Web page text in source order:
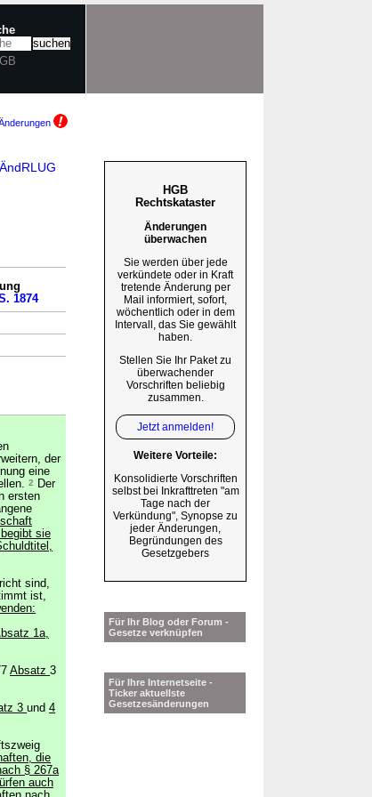
1874
der
eine
2
Der
ersten
sie
sind,
ist,
1a,
Absatz 3
3 und 4
die
§ 267a
auch
HGB
Rechtskataster
Änderungen
überwachen
Sie werden über jede
verkündete oder in Kraft
tretende Änderung per
Mail informiert, sofort,
wöchentlich oder in dem
Intervall, das Sie gewählt
haben.
Stellen Sie Ihr Paket zu
überwachender
Vorschriften beliebig
zusammen.
Jetzt anmelden!
Weitere Vorteile:
Konsolidierte Vorschriften
selbst bei Inkrafttreten "am
Tage nach der
Verkündung", Synopse zu
jeder Änderungen,
Begründungen des
Gesetzgebers
Für Ihr Blog oder Forum -
Gesetze verknüpfen
Für Ihre Internetseite -
Ticker aktuellste
Gesetzesänderungen